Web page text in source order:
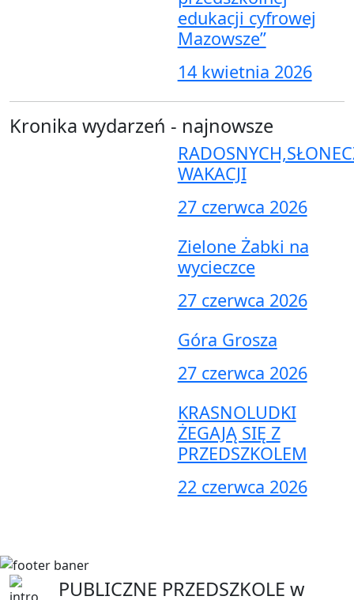
edukacji cyfrowej
Mazowsze”
14 kwietnia 2026
Kronika wydarzeń - najnowsze
WAKACJI
27 czerwca 2026
Zielone Żabki na
wycieczce
27 czerwca 2026
Góra Grosza
27 czerwca 2026
KRASNOLUDKI
ŻEGAJĄ SIĘ Z
PRZEDSZKOLEM
22 czerwca 2026
PUBLICZNE PRZEDSZKOLE w